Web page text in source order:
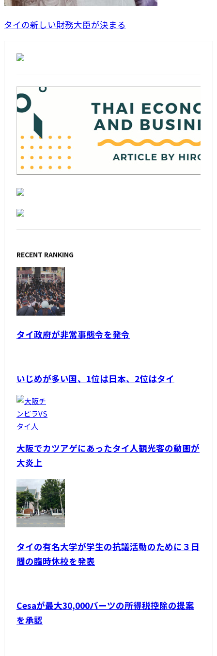
タイの新しい財務大臣が決まる
RECENT RANKING
タイ政府が非常事態令を発令
いじめが多い国、1位は日本、2位はタイ
大阪でカツアゲにあったタイ人観光客の動画が
大炎上
タイの有名大学が学生の抗議活動のために３日
間の臨時休校を発表
Cesaが最大30,000バーツの所得税控除の提案
を承認